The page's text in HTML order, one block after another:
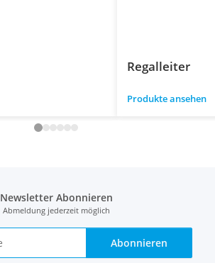
Regalleiter
Produkte ansehen
Newsletter Abonnieren
Abmeldung jederzeit möglich
Abonnieren